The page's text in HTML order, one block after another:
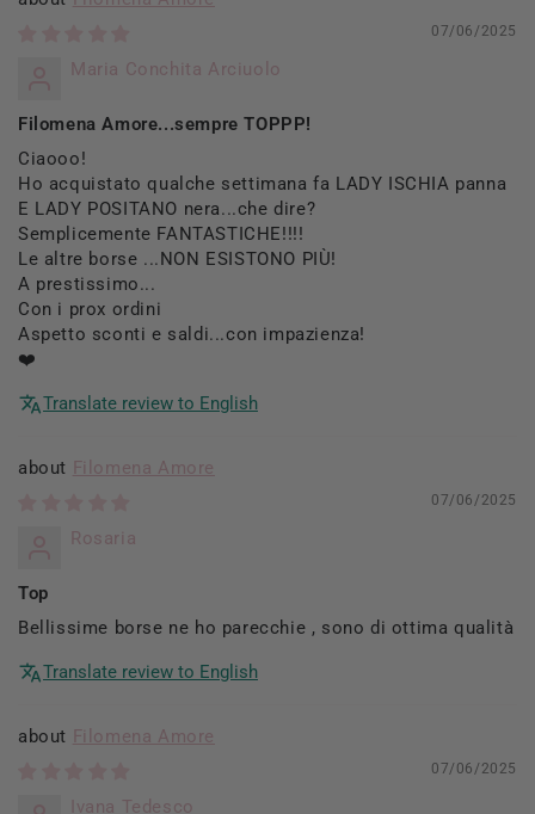
07/06/2025
Maria Conchita Arciuolo
Filomena Amore...sempre TOPPP!
Ciaooo!
Ho acquistato qualche settimana fa LADY ISCHIA panna
E LADY POSITANO nera...che dire?
Semplicemente FANTASTICHE!!!!
Le altre borse ...NON ESISTONO PIÙ!
A prestissimo...
Con i prox ordini
Aspetto sconti e saldi...con impazienza!
❤️
Translate review to English
Filomena Amore
07/06/2025
Rosaria
Top
Bellissime borse ne ho parecchie , sono di ottima qualità
Translate review to English
Filomena Amore
07/06/2025
Ivana Tedesco